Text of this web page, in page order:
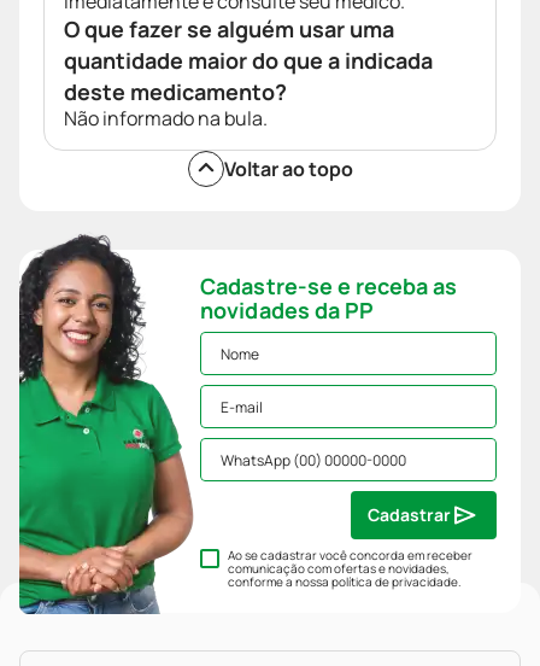
O que fazer se alguém usar uma
quantidade maior do que a indicada
deste medicamento?
Não informado na bula.
Voltar ao topo
Cadastre-se e receba as
novidades da PP
Ao se cadastrar você concorda em receber
comunicação com ofertas e novidades,
conforme a nossapolítica de privacidade.
Cadastrar